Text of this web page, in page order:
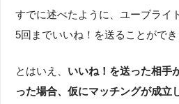
すでに述べたように、ユーブライ
5回までいいね！を送ることができ
とはいえ、 いいね！を送った相手
った場合、仮にマッチングが成立